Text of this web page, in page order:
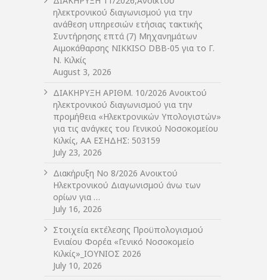
ηλεκτρονικού διαγωνισμού για την
ανάθεση υπηρεσιών ετήσιας τακτικής
Συντήρησης επτά (7) Μηχανημάτων
Αιμοκάθαρσης NIKKISO DBB-05 για το Γ.
Ν. Κιλκίς
August 3, 2026
ΔIΑΚΗΡΥΞΗ ΑΡIΘΜ. 10/2026 Ανοικτού
ηλεκτρονικού διαγωνισμού για την
προμήθεια «Ηλεκτρονικών Υπολογιστών»
για τις ανάγκες του Γενικού Νοσοκομείου
Κιλκίς, ΑΑ ΕΣΗΔΗΣ: 503159
July 23, 2026
Διακήρυξη Νο 8/2026 Ανοικτού
Ηλεκτρονικού Διαγωνισμού άνω των
ορίων για …
July 16, 2026
Στοιχεία εκτέλεσης Προϋπολογισμού
Ενιαίου Φορέα «Γενικό Νοσοκομείο
Κιλκίς»_ΙΟΥΝΙΟΣ 2026
July 10, 2026